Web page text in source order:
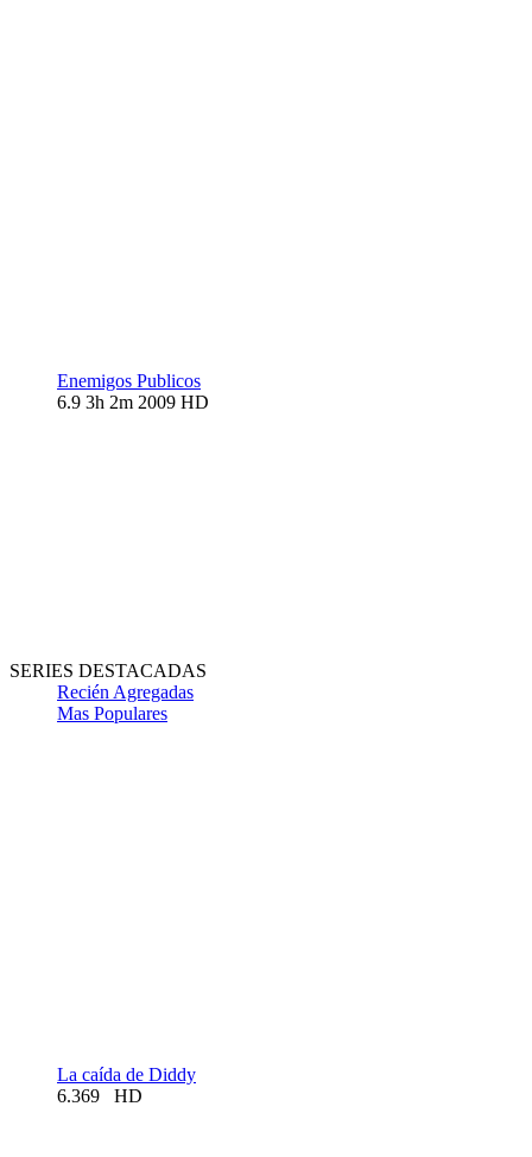
Enemigos Publicos
6.9 3h 2m 2009 HD
SERIES DESTACADAS
Recién Agregadas
Mas Populares
La caída de Diddy
6.369
HD